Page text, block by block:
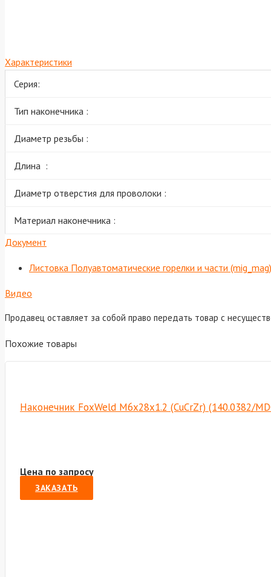
Характеристики
Серия:
Тип наконечника :
Диаметр резьбы :
Длина :
Диаметр отверстия для проволоки :
Материал наконечника :
Документ
Листовка Полуавтоматические горелки и части (mig_mag)
Видео
Продавец оставляет за собой право передать товар с
Похожие товары
Наконечник FoxWeld М6х28х1.2 (CuCrZr) (140.0382/
Цена по запросу
ЗАКАЗАТЬ